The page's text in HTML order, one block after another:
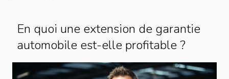
En quoi une extension de garantie
automobile est-elle profitable ?